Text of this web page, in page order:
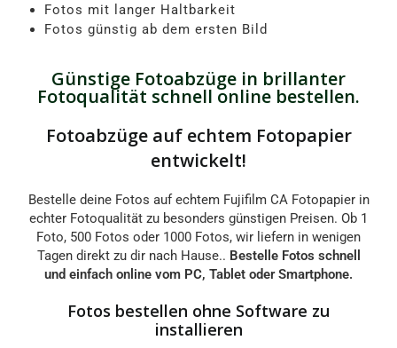
Fotos mit langer Haltbarkeit
Fotos günstig ab dem ersten Bild
Günstige Fotoabzüge in brillanter
Fotoqualität schnell online bestellen.
Fotoabzüge auf echtem Fotopapier
entwickelt!
Bestelle deine Fotos auf echtem Fujifilm CA Fotopapier in
echter Fotoqualität zu besonders günstigen Preisen. Ob 1
Foto, 500 Fotos oder 1000 Fotos, wir liefern in wenigen
Tagen direkt zu dir nach Hause.. Bestelle Fotos schnell
und einfach online vom PC, Tablet oder Smartphone.
Fotos bestellen ohne Software zu
installieren